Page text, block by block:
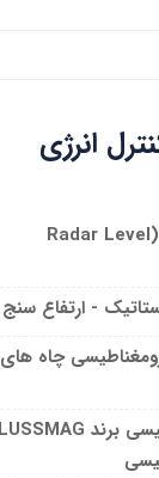
انرژی
سطح سنج راداری (Radar Level
- ارتفاع سنج
چاه های